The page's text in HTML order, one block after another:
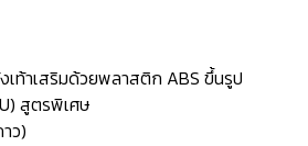
ท้าเสริมด้วยพลาสติก ABS ขึ้นรูป
สูตรพิเศษ
ว)